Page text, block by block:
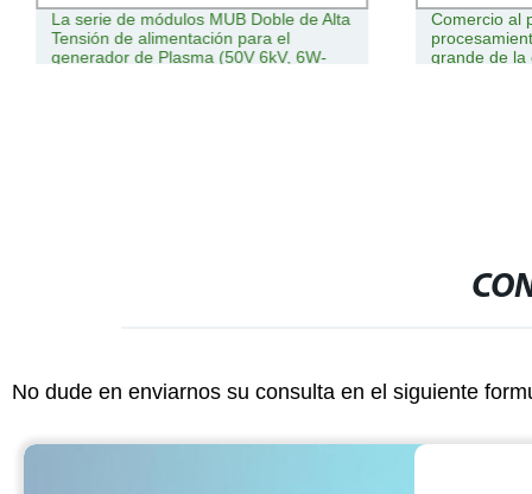
La serie de módulos MUB Doble de Alta
Tensión de alimentación para el
generador de Plasma (50V 6kV, 6W-
Comercio al
grande de la
No dude en enviarnos su consulta en el siguiente